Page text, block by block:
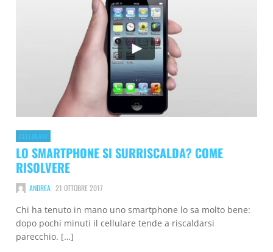
CELLULARI
LO SMARTPHONE SI SURRISCALDA? COME
RISOLVERE
ANDREA 21 OTTOBRE 2017
Chi ha tenuto in mano uno smartphone lo sa molto bene:
dopo pochi minuti il cellulare tende a riscaldarsi
parecchio. […]